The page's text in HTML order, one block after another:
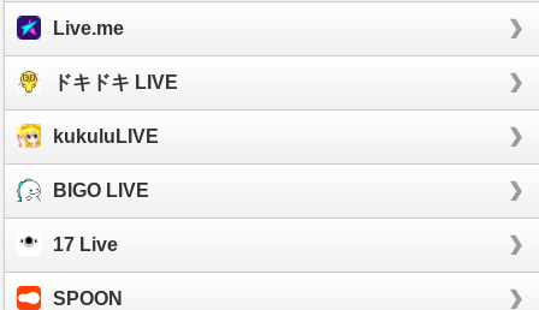
Live.me
ドキドキ LIVE
kukuluLIVE
BIGO LIVE
17 Live
SPOON